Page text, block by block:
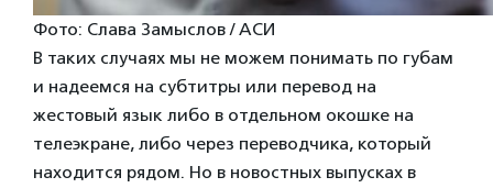
Фото: Слава Замыслов / АСИ
В таких случаях мы не можем понимать по губам
и надеемся на субтитры или перевод на
жестовый язык либо в отдельном окошке на
телеэкране, либо через переводчика, который
находится рядом. Но в новостных выпусках в